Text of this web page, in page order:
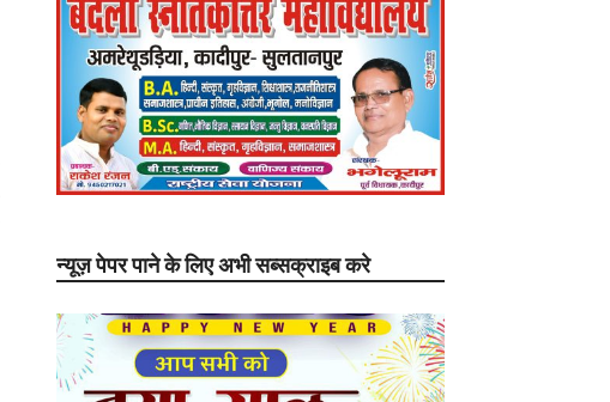
न्यूज़ पेपर पाने के लिए अभी सब्सक्राइब करे